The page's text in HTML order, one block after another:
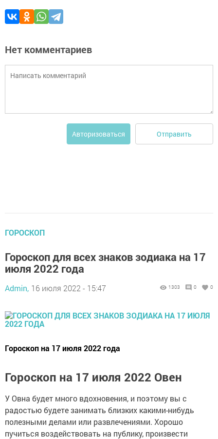
Нет комментариев
Авторизоваться Отправить
ГОРОСКОП
Гороскоп для всех знаков зодиака на 17
июля 2022 года
Admin, 16 июля 2022 - 15:47 1303 0 0
Гороскоп на 17 июля 2022 года
Гороскоп на 17 июля 2022 Овен
У Овна будет много вдохновения, и поэтому вы с
радостью будете занимать близких какими-нибудь
полезными делами или развлечениями. Хорошо
пучиться воздействовать на публику, произвести